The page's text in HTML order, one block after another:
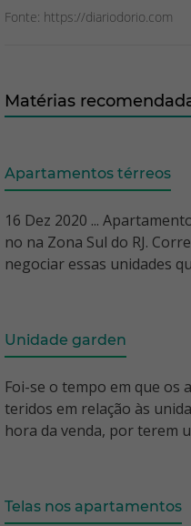
Fonte: https://diariodorio.com
Matérias
Apartamentos térreos
16 Dez 2020 ...
no na Zona Sul do RJ.
negociar essas unidades
Unidade garden
Foi-se o tempo em que
teridos em relação às
hora da venda, por terem
Telas nos apartamentos